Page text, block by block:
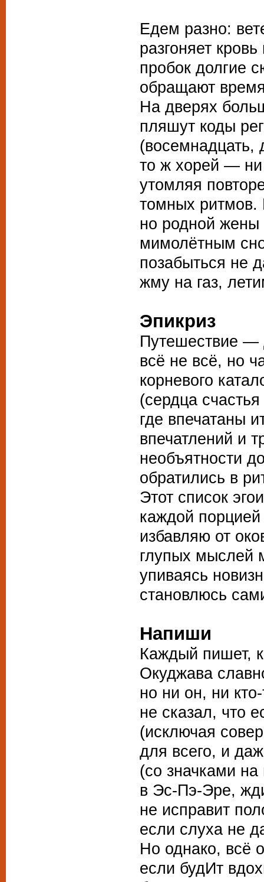
Едем разно:
разгоняет
пробок долгие
обращают
На дверях
пляшут коды
(восемнадцать,
то ж хорей — ни
утомляя
томных
но родной жены
мимолётным
позабыться не
жму на газ,
Эпикриз
Путешествие —
всё не всё, но
корневого
(сердца
где впечатаны
впечатлений и
необъятности
обратились в
Этот список
каждой порцией
избавляю от
глупых мыслей
упиваясь
становлюсь
Напиши
Каждый пишет,
Окуджава
но ни он, ни
не сказал, что
(исключая
для всего, и
(со значками на
в Эс-Пэ-Эре,
не исправит
если слуха не
Но однако, всё
если будИт